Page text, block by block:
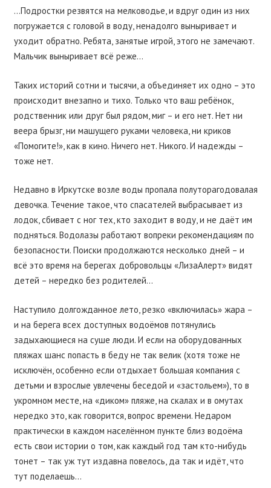
…Подростки резвятся на мелководье, и вдруг один из них
погружается с головой в воду, ненадолго выныривает и
уходит обратно. Ребята, занятые игрой, этого не замечают.
Мальчик выныривает всё реже…
Таких историй сотни и тысячи, а объединяет их одно – это
происходит внезапно и тихо. Только что ваш ребёнок,
родственник или друг был рядом, миг – и его нет. Нет ни
веера брызг, ни машущего руками человека, ни криков
«Помогите!», как в кино. Ничего нет. Никого. И надежды –
тоже нет.
Недавно в Иркутске возле воды пропала полуторагодовалая
девочка. Течение такое, что спасателей выбрасывает из
лодок, сбивает с ног тех, кто заходит в воду, и не даёт им
подняться. Водолазы работают вопреки рекомендациям по
безопасности. Поиски продолжаются несколько дней – и
всё это время на берегах добровольцы «ЛизаАлерт» видят
детей – нередко без родителей…
Наступило долгожданное лето, резко «включилась» жара –
и на берега всех доступных водоёмов потянулись
задыхающиеся на суше люди. И если на оборудованных
пляжах шанс попасть в беду не так велик (хотя тоже не
исключён, особенно если отдыхает большая компания с
детьми и взрослые увлечены беседой и «застольем»), то в
укромном месте, на «диком» пляже, на скалах и в омутах
нередко это, как говорится, вопрос времени. Недаром
практически в каждом населённом пункте близ водоёма
есть свои истории о том, как каждый год там кто-нибудь
тонет – так уж тут издавна повелось, да так и идёт, что
тут поделаешь…